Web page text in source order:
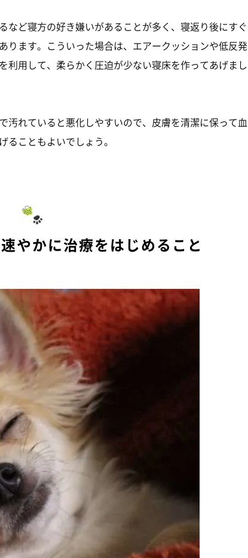
など寝方の好き嫌いがあることが多く、寝返り後にすぐ
ります。こういった場合は、エアークッションや低反発
利用して、柔らかく圧迫が少ない寝床を作ってあげまし
汚れていると悪化しやすいので、皮膚を清潔に保って血
こともよいでしょう。
やかに治療をはじめること